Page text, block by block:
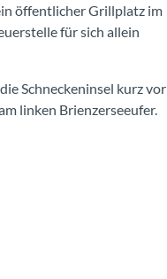
öffentlicher Grillplatz im
für sich allein
Schneckeninsel kurz vor
linken Brienzerseeufer.